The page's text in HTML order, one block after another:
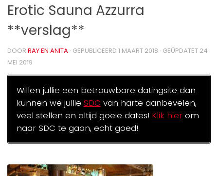
Erotic Sauna Azzurra
**verslag**
DOOR RAY EN ANITA · GEPUBLICEERD 1 MAART 2018 · GEÜPDATET 24
MEI 2019
Willen jullie een betrouwbare datingsite dan
kunnen we jullie SDC van harte aanbevelen,
veel stellen en altijd goeie dates! Klik hierom
naar SDC te gaan, echt goed!